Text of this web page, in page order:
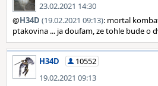
23.02.2021 14:30
@H34D (19.02.2021 09:13): mortal
ptakovina ... ja doufam, ze tohle bude o
H34D
10552
19.02.2021 09:13